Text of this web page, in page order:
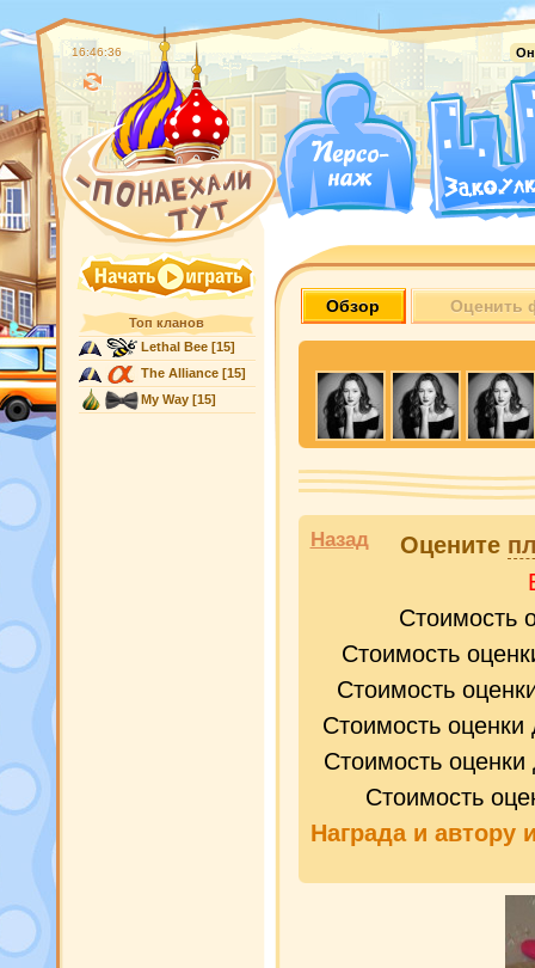
16:46:37
Топ кланов
Lethal Bee[15]
The Alliance[15]
My Way[15]
Обзор Оценить
Назад Оцените
Стоимость
Стоимость
Стоимость
Стоимость
Стоимость
Стоимость
Награда и автору